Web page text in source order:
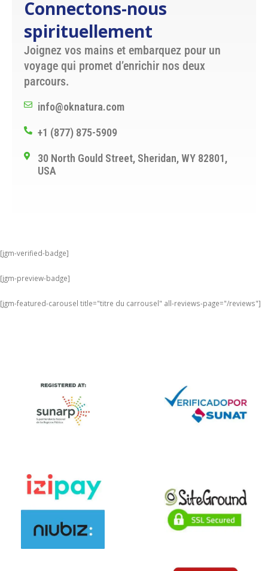
Connectons-nous
spirituellement
Joignez vos mains et embarquez pour un
voyage qui promet d’enrichir nos deux
parcours.
info@oknatura.com
+1 (877) 875-5909
30 North Gould Street, Sheridan, WY 82801,
USA
[jgm-verified-badge]
[jgm-preview-badge]
[jgm-featured-carousel title="titre du carrousel" all-reviews-page="/reviews"]